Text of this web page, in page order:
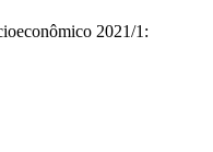
2021/1: